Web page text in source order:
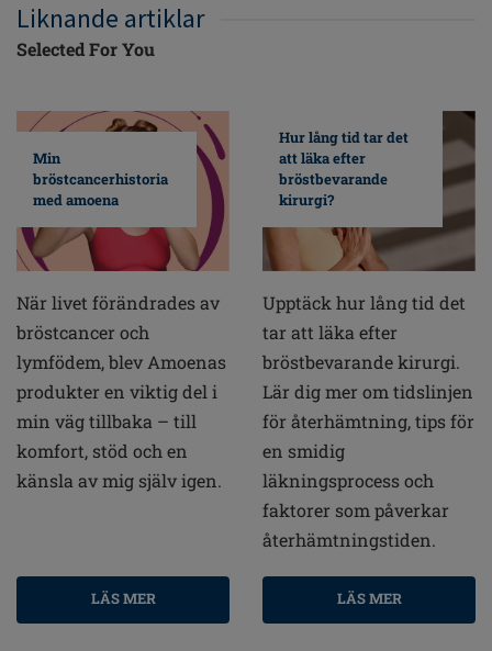
Liknande artiklar
Selected For You
Min
bröstcancerhistoria
med amoena
När livet förändrades av
bröstcancer och
lymfödem, blev Amoenas
produkter en viktig del i
min väg tillbaka – till
komfort, stöd och en
känsla av mig själv igen.
LÄS MER
Hur lång tid tar det
att läka efter
bröstbevarande
kirurgi?
Upptäck hur lång tid det
tar att läka efter
bröstbevarande kirurgi.
Lär dig mer om tidslinjen
för återhämtning, tips för
en smidig
läkningsprocess och
faktorer som påverkar
återhämtningstiden.
LÄS MER